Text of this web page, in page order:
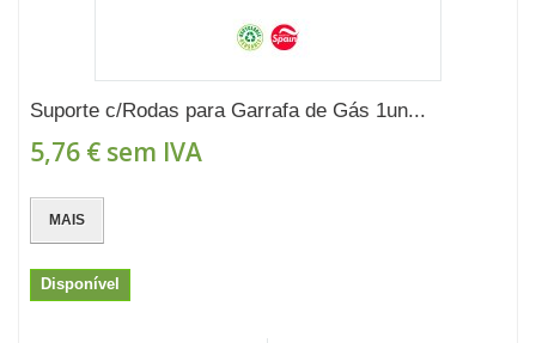
Suporte c/Rodas para Garrafa de Gás 1un...
5,76 € sem IVA
MAIS
Disponível